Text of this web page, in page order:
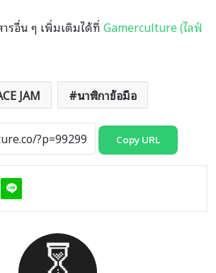
รอื่น ๆ เพิ่มเติมได้ที่Gamerculture (ไลฟ์
JAM นาฬิกาข้อมือ
Copy URL